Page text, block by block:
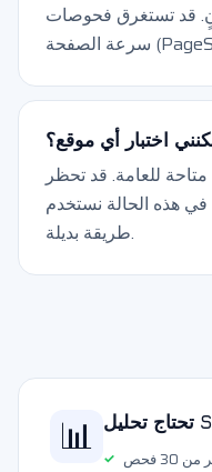
قد تستغرق فحوصات
اختبار أي موقع؟
للعامة. قد تحظر
هذه الحالة نستخدم
طريقة بديلة.
📊